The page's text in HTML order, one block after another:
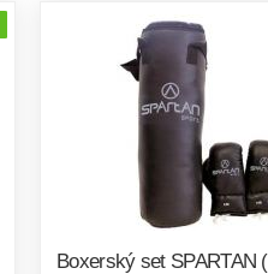
Boxerský set SPARTAN